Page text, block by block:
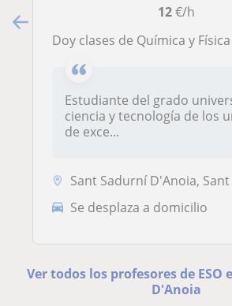
12€/h
Doy clases de Química y Física en todos los niveles hasta bachillerato y con la
Estudiante del grado
ciencia y tecnología de los una media
de exce...
Sant Sadurní D'Anoia, Sant Llorenç D'Hortons,
Se desplaza a domicilio
Ver todos los profesores de ESO
D'Anoia